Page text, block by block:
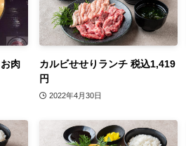
肉
カルビせせりランチ 税込1,419
円
2022年4月30日